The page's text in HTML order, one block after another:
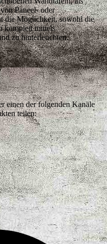
Paneel- oder
die Möglichkeit, sowohl die
komplett mittels
zu hinterleuchten.
einen der folgenden Kanäle
teilen: